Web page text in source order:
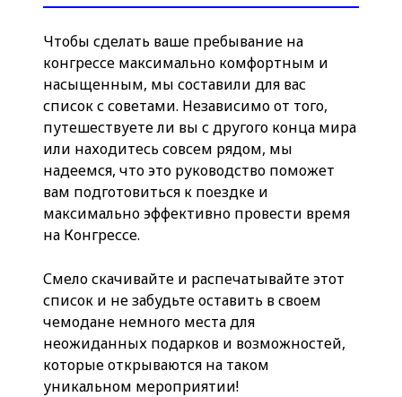
Чтобы сделать ваше пребывание на
конгрессе максимально комфортным и
насыщенным, мы составили для вас
список с советами. Независимо от того,
путешествуете ли вы с другого конца мира
или находитесь совсем рядом, мы
надеемся, что это руководство поможет
вам подготовиться к поездке и
максимально эффективно провести время
на Конгрессе.
Смело скачивайте и распечатывайте этот
список и не забудьте оставить в своем
чемодане немного места для
неожиданных подарков и возможностей,
которые открываются на таком
уникальном мероприятии!